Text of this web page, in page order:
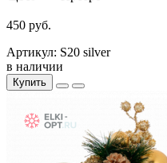
450 руб.
Артикул: S20 silver
в наличии
Купить